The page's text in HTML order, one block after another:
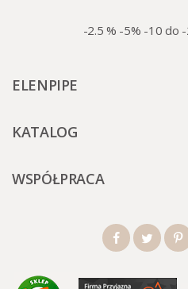
-2.5 % -5% -10 do
ELENPIPE
KATALOG
WSPÓŁPRACA